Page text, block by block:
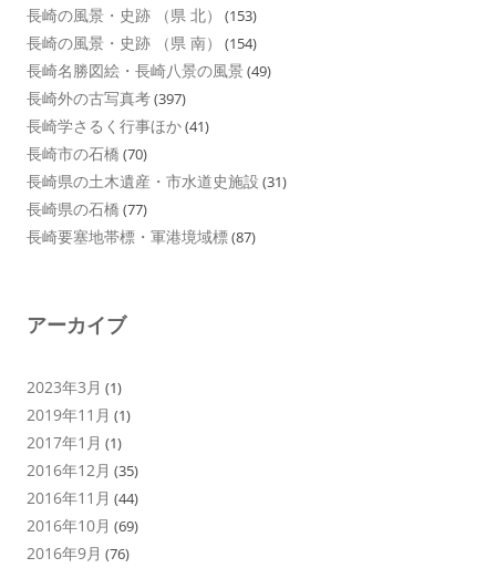
長崎の風景・史跡 （県 北） (153)
長崎の風景・史跡 （県 南） (154)
長崎名勝図絵・長崎八景の風景 (49)
長崎外の古写真考(397)
長崎学さるく行事ほか(41)
長崎市の石橋 (70)
長崎県の土木遺産・市水道史施設 (31)
長崎県の石橋 (77)
長崎要塞地帯標・軍港境域標(87)
アーカイブ
2023年3月 (1)
2019年11月 (1)
2017年1月 (1)
2016年12月 (35)
2016年11月 (44)
2016年10月 (69)
2016年9月 (76)